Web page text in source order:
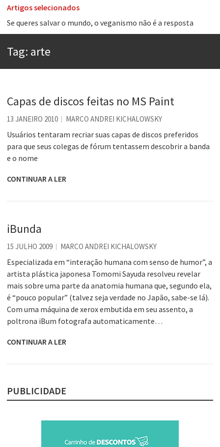
Artigos selecionados
Tem que filmar isso daí
Aprender a fracassar é o segredo do sucesso
Esse tal de Rock Gaúcho
Os causos de Jorge Luis Borges
Voto obrigatório é correto?
Se queres salvar o mundo, o veganismo não é a resposta
Tag: arte
Capas de discos feitas no MS Paint
13 JANEIRO 2010 MARCO ANDREI KICHALOWSKY
Usuários tentaram recriar suas capas de discos preferidos
para que seus colegas de fórum tentassem descobrir a banda
e o nome
CONTINUAR A LER
iBunda
15 JULHO 2009 MARCO ANDREI KICHALOWSKY
Especializada em “interação humana com senso de humor”, a
artista plástica japonesa Tomomi Sayuda resolveu revelar
mais sobre uma parte da anatomia humana que, segundo ela,
é “pouco popular” (talvez seja verdade no Japão, sabe-se lá).
Com uma máquina de xerox embutida em seu assento, a
poltrona iBum fotografa automaticamente…
CONTINUAR A LER
PUBLICIDADE